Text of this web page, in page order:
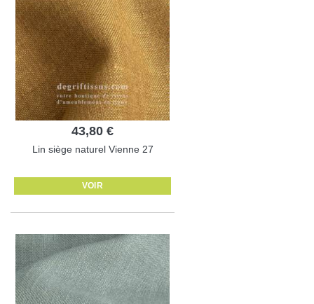
43,80 €
Lin siège naturel Vienne 27
VOIR